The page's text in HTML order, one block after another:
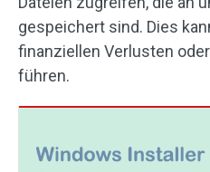
gespeichert sind. Dies
finanziellen Verlusten
führen.